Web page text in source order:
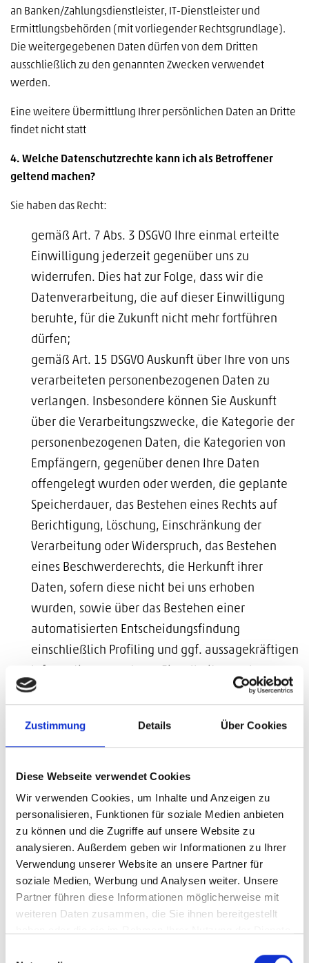
Zustimmung Details Über Cookies
Diese Webseite verwendet Cookies
Wir verwenden Cookies, um Inhalte und Anzeigen zu
personalisieren, Funktionen für soziale Medien anbieten
zu können und die Zugriffe auf unsere Website zu
analysieren. Außerdem geben wir Informationen zu Ihrer
Verwendung unserer Website an unsere Partner für
soziale Medien, Werbung und Analysen weiter. Unsere
Partner führen diese Informationen möglicherweise mit
weiteren Daten zusammen, die Sie ihnen bereitgestellt
an Banken/Zahlungsdienstleister, IT-Dienstleister und
Ermittlungsbehörden (mit vorliegender Rechtsgrundlage).
Die weitergegebenen Daten dürfen von dem Dritten
ausschließlich zu den genannten Zwecken verwendet
werden.
Eine weitere Übermittlung Ihrer persönlichen Daten an Dritte
findet nicht statt
4. Welche Datenschutzrechte kann ich als Betroffener
geltend machen?
Sie haben das Recht:
gemäß Art. 7 Abs. 3 DSGVO Ihre einmal erteilte
Einwilligung jederzeit gegenüber uns zu
widerrufen. Dies hat zur Folge, dass wir die
Datenverarbeitung, die auf dieser Einwilligung
beruhte, für die Zukunft nicht mehr fortführen
dürfen;
gemäß Art. 15 DSGVO Auskunft über Ihre von uns
verarbeiteten personenbezogenen Daten zu
verlangen. Insbesondere können Sie Auskunft
über die Verarbeitungszwecke, die Kategorie der
personenbezogenen Daten, die Kategorien von
Empfängern, gegenüber denen Ihre Daten
offengelegt wurden oder werden, die geplante
Speicherdauer, das Bestehen eines Rechts auf
Berichtigung, Löschung, Einschränkung der
Verarbeitung oder Widerspruch, das Bestehen
eines Beschwerderechts, die Herkunft ihrer
Daten, sofern diese nicht bei uns erhoben
wurden, sowie über das Bestehen einer
automatisierten Entscheidungsfindung
einschließlich Profiling und ggf. aussagekräftigen
gemäß Art. 16 DSGVO unverzüglich die
Ihrer bei uns gespeicherten personenbezogenen
gemäß Art. 17 DSGVO die Löschung Ihrer bei uns
gespeicherten personenbezogenen Daten zu
verlangen, soweit nicht die Verarbeitung zur
Ausübung des Rechts auf freie
Meinungsäußerung und Information, zur
Erfüllung einer rechtlichen Verpflichtung, aus
Gründen des öffentlichen Interesses oder zur
Geltendmachung, Ausübung oder Verteidigung